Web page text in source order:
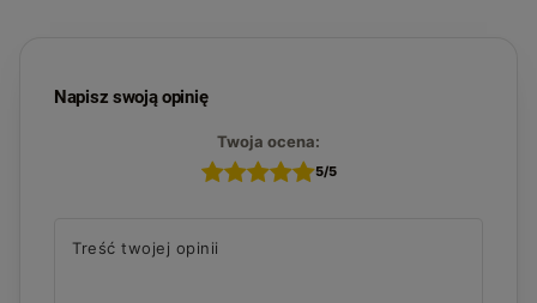
Napisz swoją opinię
Twoja ocena:
5/5
Treść twojej opinii